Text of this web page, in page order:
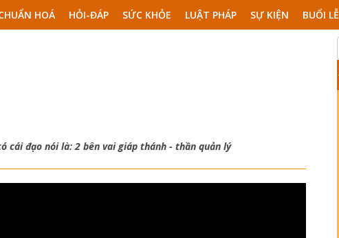
HOÁ HỎI-ĐÁP SỨC KHỎE LUẬT PHÁP SỰ KIỆN BUỔI LỄ
cái đạo nói là: 2 bên vai giáp thánh - thần quản lý